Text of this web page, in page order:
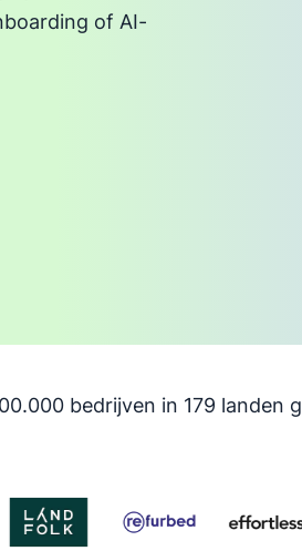
of AI-
bedrijven in 179 landen